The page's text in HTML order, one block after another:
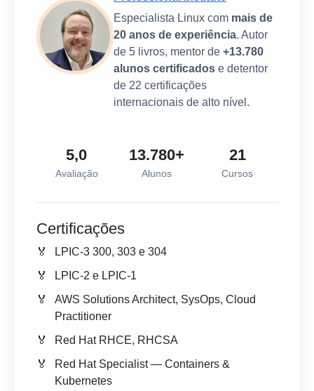
Especialista Linux com mais de
20 anos de experiência. Autor
de 5 livros, mentor de +13.780
alunos certificados e detentor
de 22 certificações
internacionais de alto nível.
5,0
Avaliação
13.780+
Alunos
21
Cursos
Certificações
LPIC-3 300, 303 e 304
LPIC-2 e LPIC-1
AWS Solutions Architect, SysOps, Cloud
Practitioner
Red Hat RHCE, RHCSA
Red Hat Specialist — Containers &
Kubernetes